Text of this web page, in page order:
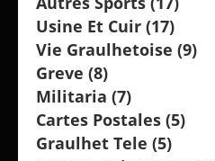
Usine Et Cuir (17)
Vie Graulhetoise (9)
Greve (8)
Militaria (7)
Cartes Postales (5)
Graulhet Tele (5)